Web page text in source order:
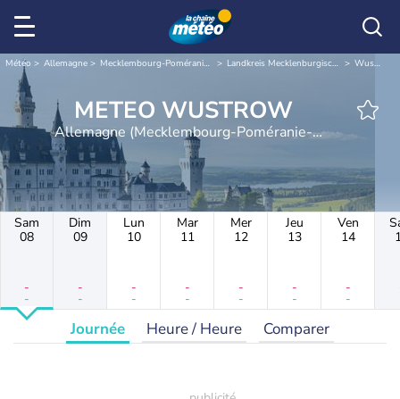
Météo Allemagne Mecklembourg-Poméranie-Occidentale Landkreis Mecklenburgische Seenplatte Wustrow
METEO WUSTROW
Allemagne (Mecklembourg-Poméranie-
Occidentale)
Sam
08
-
-
Dim
09
-
-
Lun
10
-
-
Mar
11
-
-
Mer
12
-
-
Jeu
13
-
-
Ven
14
-
-
Journée Heure / Heure Comparer